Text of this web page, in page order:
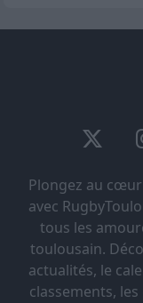
Plongez au
avec
tous les
toulousain.
actualités, le
classements,